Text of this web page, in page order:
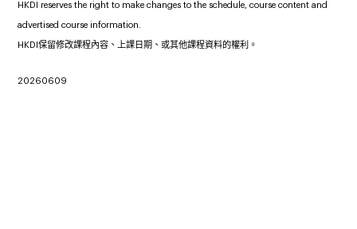
HKDI reserves the right to make changes to the schedule, course content and
advertised course information.
HKDI保留修改課程內容、上課日期、或其他課程資料的權利。
20260609